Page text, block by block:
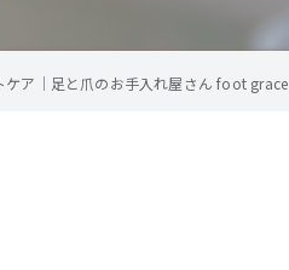
ケア｜足と爪のお手入れ屋さん foot grace